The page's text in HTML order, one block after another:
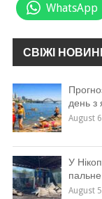
WhatsApp
СВІЖІ
день з
August
У
August